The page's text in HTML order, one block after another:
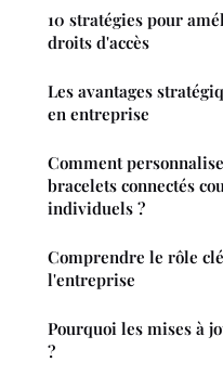
10 stratégies pour
droits d'accès
Les avantages
en entreprise
Comment
bracelets connectés
individuels ?
Comprendre le rôle
l'entreprise
Pourquoi les mises à
?